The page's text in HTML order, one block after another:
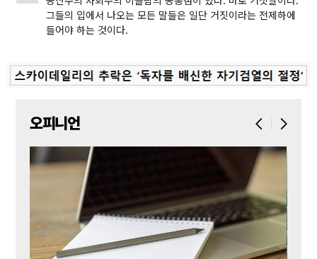
그들의 입에서 나오는 모든 말들은 일단 거짓이라는 전제하에
들어야 하는 것이다.
오피니언